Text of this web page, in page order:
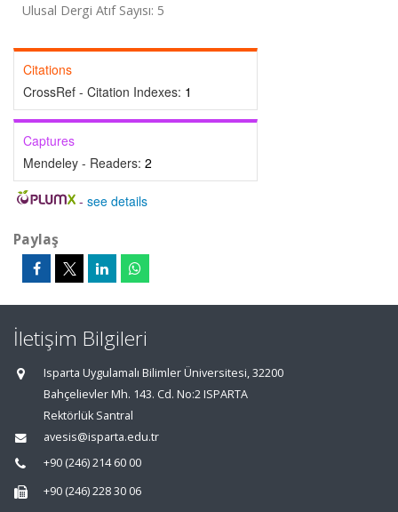
Ulusal Dergi Atıf Sayısı: 5
Citations
CrossRef - Citation Indexes: 1
Captures
Mendeley - Readers: 2
- see details
Paylaş
İletişim Bilgileri
Isparta Uygulamalı Bilimler Üniversitesi, 32200
Bahçelievler Mh. 143. Cd. No:2 ISPARTA
Rektörlük Santral
avesis@isparta.edu.tr
+90 (246) 214 60 00
+90 (246) 228 30 06